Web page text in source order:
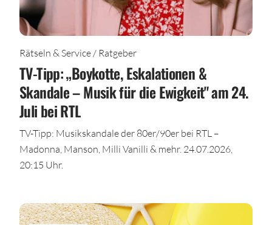
Rätseln & Service / Ratgeber
TV-Tipp: „Boykotte, Eskalationen &
Skandale – Musik für die Ewigkeit" am 24.
Juli bei RTL
TV-Tipp: Musikskandale der 80er/90er bei RTL –
Madonna, Manson, Milli Vanilli & mehr. 24.07.2026,
20:15 Uhr.